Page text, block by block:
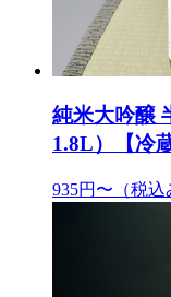
純米大吟醸
1.8L）【冷
935円〜 （税込